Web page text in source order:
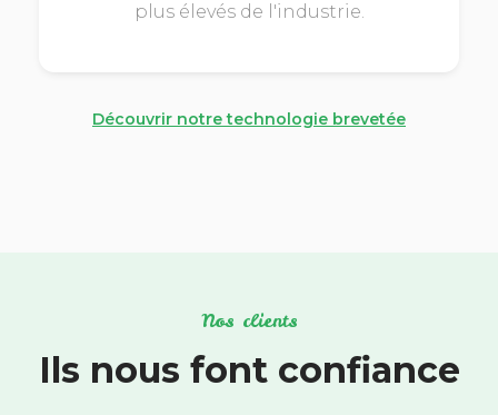
plus élevés de l'industrie.
Découvrir notre technologie brevetée
Nos clients
Ils nous font confiance